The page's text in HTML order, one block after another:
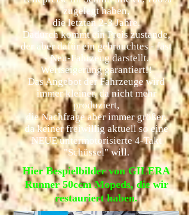
zugelegt haben,
die letzten 2-3 Jahre.
Dadurch kommt ein Preis zustande,
der aber dafür ein gebrauchtes - fast
- Neu-Fahrzeug darstellt.
Wertseigerung garantiert!!
Das Angebot der Fahrzeuge wird
immer kleiner, da nicht mehr
produziert,
die Nachfrage aber immer größer,
da keiner freiwillig aktuell so eine
NEUE untermotorisierte 4-Takt
"Schüssel" will.
Hier Bespielbilder von GILERA
Runner 50ccm Mopeds, die wir
restauriert haben.